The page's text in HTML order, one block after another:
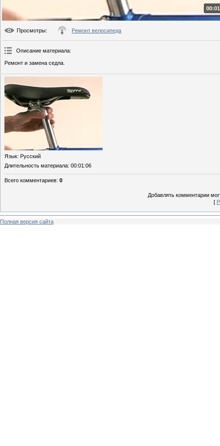
Просмотры: Ремонт велосипеда
Описание материала:
Ремонт и замена седла.
Язык: Русский
Длительность материала: 00:01:06
Всего комментариев: 0
Добавлять комментарии
[
Полная версия сайта